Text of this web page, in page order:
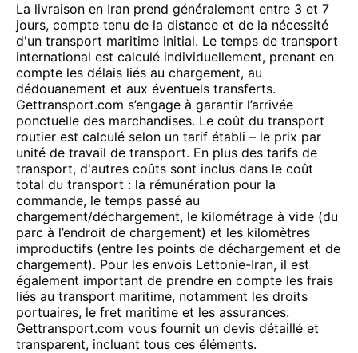
La livraison en Iran prend généralement entre 3 et 7
jours, compte tenu de la distance et de la nécessité
d'un transport maritime initial. Le temps de transport
international est calculé individuellement, prenant en
compte les délais liés au chargement, au
dédouanement et aux éventuels transferts.
Gettransport.com s’engage à garantir l’arrivée
ponctuelle des marchandises. Le coût du transport
routier est calculé selon un tarif établi – le prix par
unité de travail de transport. En plus des tarifs de
transport, d'autres coûts sont inclus dans le coût
total du transport : la rémunération pour la
commande, le temps passé au
chargement/déchargement, le kilométrage à vide (du
parc à l’endroit de chargement) et les kilomètres
improductifs (entre les points de déchargement et de
chargement). Pour les envois Lettonie-Iran, il est
également important de prendre en compte les frais
liés au transport maritime, notamment les droits
portuaires, le fret maritime et les assurances.
Gettransport.com vous fournit un devis détaillé et
transparent, incluant tous ces éléments.